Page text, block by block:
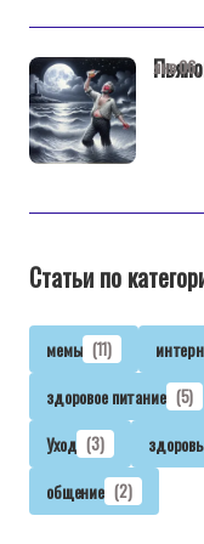
янв
Статьи по
мемы (11)
здоровое питание (5)
Уход (3)
общение (2)